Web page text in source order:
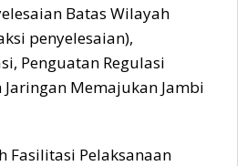
Batas Wilayah
penyelesaian),
Penguatan Regulasi
Memajukan Jambi
Fasilitasi Pelaksanaan